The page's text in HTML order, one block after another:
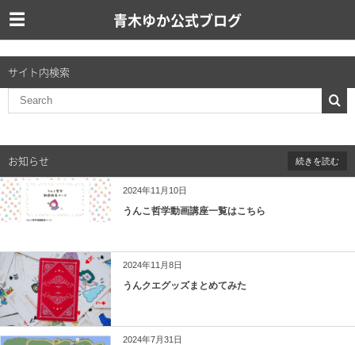
青木ゆか公式ブログ
サイト内検索
お知らせ
2024年11月10日
うんこ哲学動画講座一覧はこちら
2024年11月8日
うんクエグッズまとめてみた
2024年7月31日
続きを読む